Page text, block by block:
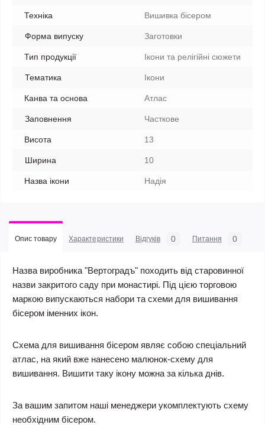
Техніка Вишивка бісером
Форма випуску Заготовки
Тип продукції Ікони та релігійні сюжети
Тематика Ікони
Канва та основа Атлас
Заповнення Часткове
Висота 13
Ширина 10
Назва ікони Надiя
Опис товару Характеристики Відгуків 0 Питання 0
Назва виробника "Вертоградъ" походить від старовинної
назви закритого саду при монастирі. Під цією торговою
маркою випускаються набори та схеми для вишивання
бісером іменних ікон.
Схема для вишивання бісером являє собою спеціальний
атлас, на який вже нанесено малюнок-схему для
вишивання. Вишити таку ікону можна за кілька днів.
За вашим запитом наші менеджери укомплектують схему
необхідним бісером.